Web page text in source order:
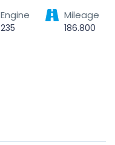
Engine
235
Mileage
186.800